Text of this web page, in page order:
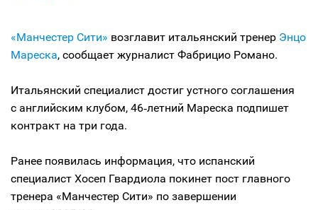
«Манчестер Сити» возглавит итальянский тренер Энцо
Мареска, сообщает журналист Фабрицио Романо.
Итальянский специалист достиг устного соглашения
с английским клубом, 46‑летний Мареска подпишет
контракт на три года.
Ранее появилась информация, что испанский
специалист Хосеп Гвардиола покинет пост главного
тренера «Манчестер Сити» по завершении